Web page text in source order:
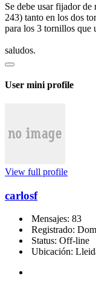
Se debe usar fijador
243) tanto en los dos
para los 3 tornillos que
saludos.
User mini profile
View full profile
carlosf
Mensajes: 83
Registrado:
Status: Off-line
Ubicación: